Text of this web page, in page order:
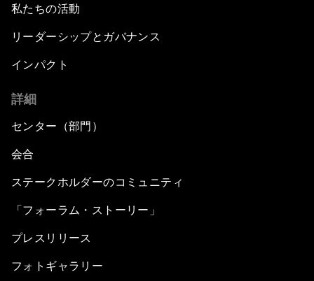
私たちの活動
リーダーシップとガバナンス
インパクト
詳細
センター（部門）
会合
ステークホルダーのコミュニティ
「フォーラム・ストーリー」
プレスリリース
フォトギャラリー